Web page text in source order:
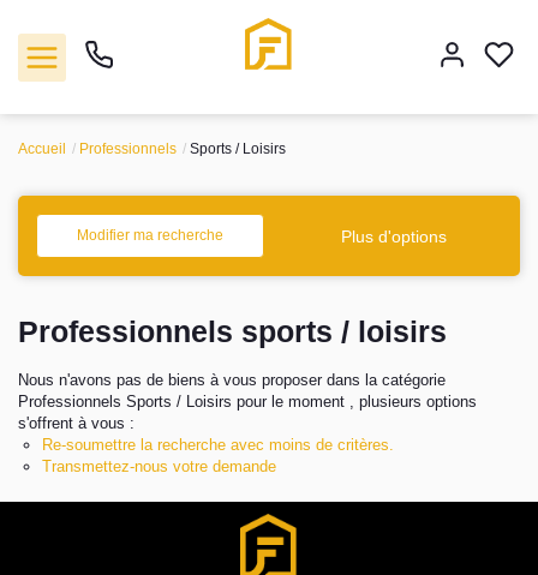
Vente
Location
Biens vendus
Gestion
Estimation
Accueil Professionnels Sports / Loisirs
Modifier ma recherche Plus d'options
Professionnels sports / loisirs
Nous n'avons pas de biens à vous proposer dans la catégorie
Professionnels Sports / Loisirs pour le moment , plusieurs options
s'offrent à vous :
Re-soumettre la recherche avec moins de critères.
Transmettez-nous votre demande